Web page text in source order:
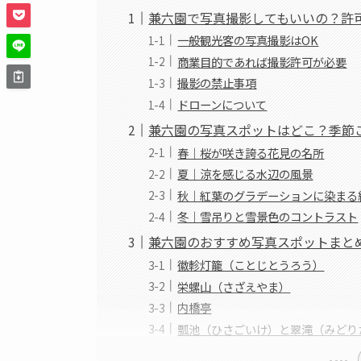
兼六園で写真撮影してもいいの？
一般観光客の写真撮影はOK
商業目的であれば撮影許可が必要
撮影の禁止事項
ドローンについて
兼六園の写真スポットはどこ？季
春｜桜が咲き誇る花見の名所
夏｜涼を感じる水辺の風景
秋｜紅葉のグラデーションに染ま
冬｜雪吊りと雪景色のコントラスト
兼六園のおすすめ写真スポットまと
徽軫灯籠（ことじとうろう）
栄螺山（さざえやま）
内橋亭
瓢池（ひさごいけ）と翠滝（みど